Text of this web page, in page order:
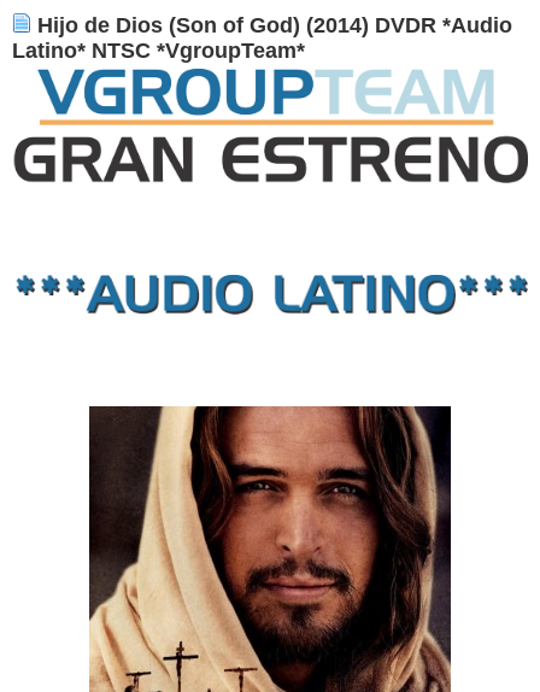
Hijo de Dios (Son of God) (2014) DVDR *Audio
Latino* NTSC *VgroupTeam*